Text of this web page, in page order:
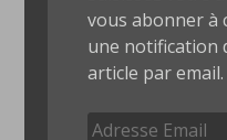
vous abonner à
une notification
article par email.
Adresse